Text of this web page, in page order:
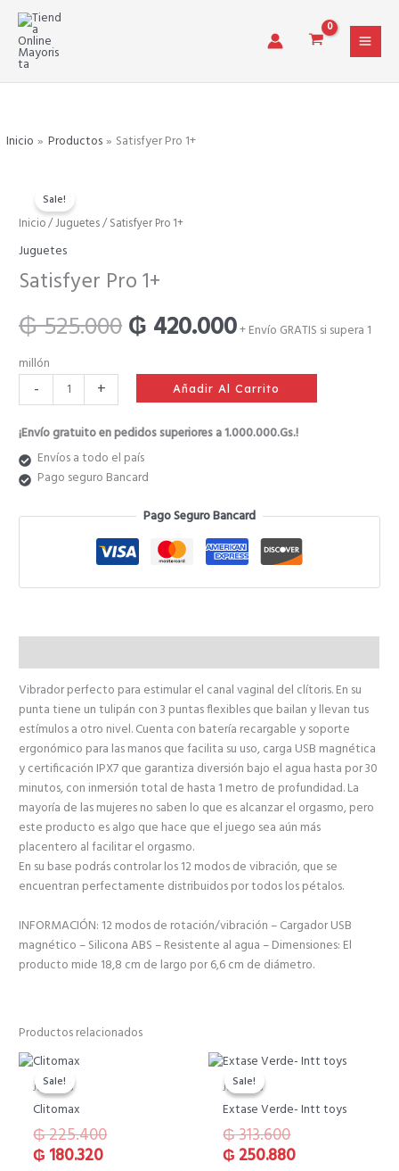
contenido
Inicio Productos Satisfyer Pro 1+
Sale!
Inicio/Juguetes/ Satisfyer Pro 1+
Juguetes
Satisfyer Pro 1+
₲525.000
El
precio
original
era:
₲ 525.000.
₲ 420.000actual
es:
₲ 420.000.
+ Envío GRATIS si supera 1
millón
-
Satisfyer
Pro
cantidad
+ Añadir Al Carrito
¡Envío gratuito en pedidos superiores a 1.000.000.Gs.!
Envíos a todo el país
Pago seguro Bancard
Pago Seguro Bancard
Vibrador perfecto para estimular el canal vaginal del clítoris. En su
punta tiene un tulipán con 3 puntas flexibles que bailan y llevan tus
estímulos a otro nivel. Cuenta con batería recargable y soporte
ergonómico para las manos que facilita su uso, carga USB magnética
y certificación IPX7 que garantiza diversión bajo el agua hasta por 30
minutos, con inmersión total de hasta 1 metro de profundidad. La
mayoría de las mujeres no saben lo que es alcanzar el orgasmo, pero
este producto es algo que hace que el juego sea aún más
placentero al facilitar el orgasmo.
En su base podrás controlar los 12 modos de vibración, que se
encuentran perfectamente distribuidos por todos los pétalos.
INFORMACIÓN: 12 modos de rotación/vibración – Cargador USB
magnético – Silicona ABS – Resistente al agua – Dimensiones: El
producto mide 18,8 cm de largo por 6,6 cm de diámetro.
Productos relacionados
Sale!
Sale!
Juguetes
Clitomax
₲225.400₲ 225.400.
₲ 180.320
es:
₲ 180.320.
Sale!
Sale!
Juguetes
Extase Verde- Intt toys
₲313.600
El
original
₲ 313.600.
₲ 250.880
El
actual